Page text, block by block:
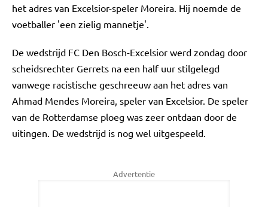
het adres van Excelsior-speler Moreira. Hij noemde de
voetballer 'een zielig mannetje'.
De wedstrijd FC Den Bosch-Excelsior werd zondag door
scheidsrechter Gerrets na een half uur stilgelegd
vanwege racistische geschreeuw aan het adres van
Ahmad Mendes Moreira, speler van Excelsior. De speler
van de Rotterdamse ploeg was zeer ontdaan door de
uitingen. De wedstrijd is nog wel uitgespeeld.
Advertentie